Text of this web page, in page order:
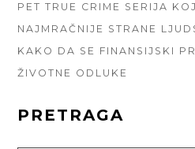
PET TRUE CRIME SERIJA
NAJMRAČNIJE STRANE
KAKO DA SE FINANSIJSKI
ŽIVOTNE ODLUKE
PRETRAGA